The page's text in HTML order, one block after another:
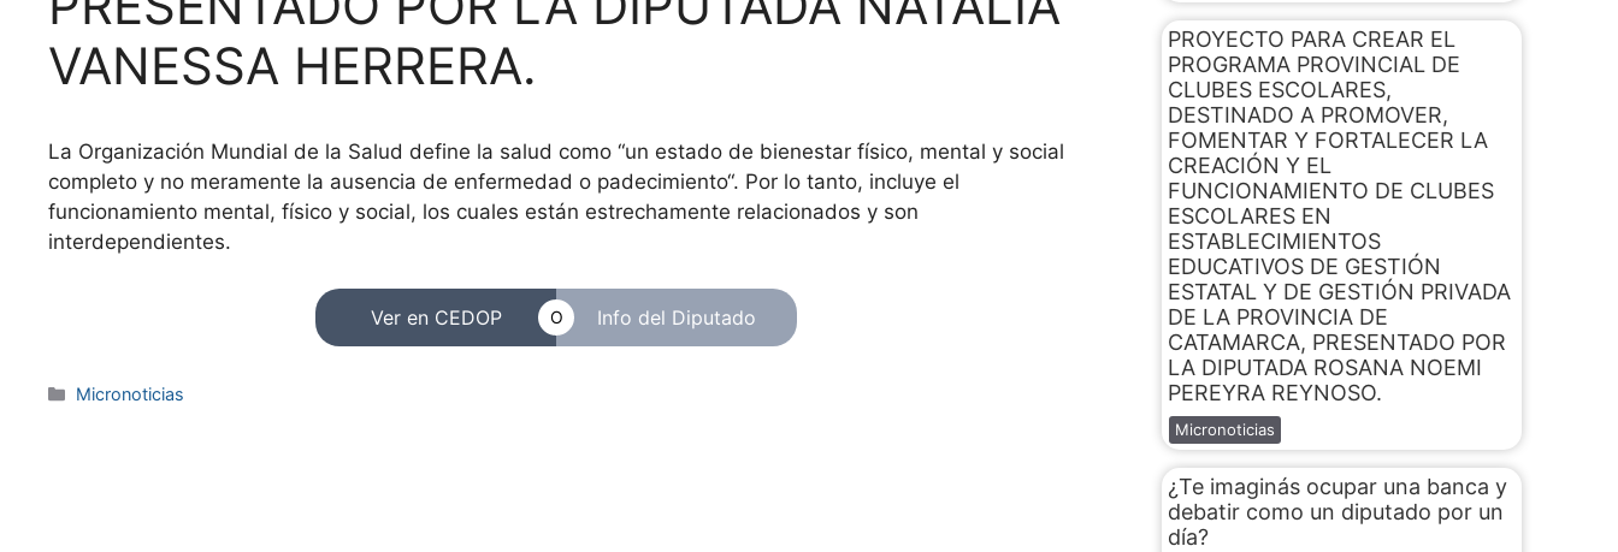
VANESSA HERRERA.
La Organización Mundial de la Salud define la salud como “un estado de bienestar físico, mental y social
completo y no meramente la ausencia de enfermedad o padecimiento“. Por lo tanto, incluye el
funcionamiento mental, físico y social, los cuales están estrechamente relacionados y son
interdependientes.
Ver en CEDOP O Info del Diputado
Micronoticias
PROYECTO PARA CREAR EL
PROGRAMA PROVINCIAL DE
CLUBES ESCOLARES,
DESTINADO A PROMOVER,
FOMENTAR Y FORTALECER LA
CREACIÓN Y EL
FUNCIONAMIENTO DE CLUBES
ESCOLARES EN
ESTABLECIMIENTOS
EDUCATIVOS DE GESTIÓN
ESTATAL Y DE GESTIÓN PRIVADA
DE LA PROVINCIA DE
CATAMARCA, PRESENTADO POR
LA DIPUTADA ROSANA NOEMI
PEREYRA REYNOSO.
Micronoticias
¿Te imaginás ocupar una banca y
debatir como un diputado por un
día?